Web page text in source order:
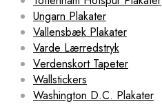
Ungarn Plakater
Vallensbæk Plakater
Varde Lærredstryk
Verdenskort Tapeter
Wallstickers
Washington D.C. Plakater